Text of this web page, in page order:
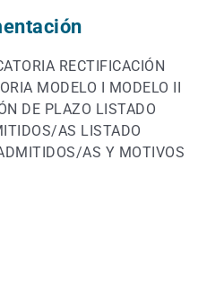
RECTIFICACIÓN
MODELO I MODELO II
DE PLAZO LISTADO
AS LISTADO
AS Y MOTIVOS